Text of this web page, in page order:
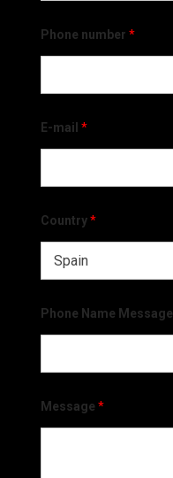
Phone number *
E-mail *
Country*
Phone Name Message
Message *